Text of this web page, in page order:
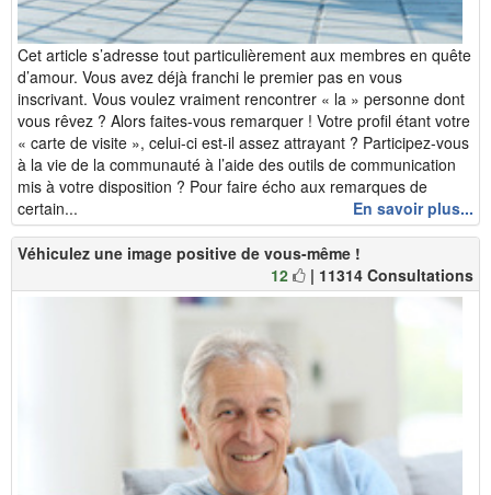
Cet article s’adresse tout particulièrement aux membres en quête
d’amour. Vous avez déjà franchi le premier pas en vous
inscrivant. Vous voulez vraiment rencontrer « la » personne dont
vous rêvez ? Alors faites-vous remarquer ! Votre profil étant votre
« carte de visite », celui-ci est-il assez attrayant ? Participez-vous
à la vie de la communauté à l’aide des outils de communication
mis à votre disposition ? Pour faire écho aux remarques de
certain...
En savoir plus...
Véhiculez une image positive de vous-même !
12
| 11314 Consultations